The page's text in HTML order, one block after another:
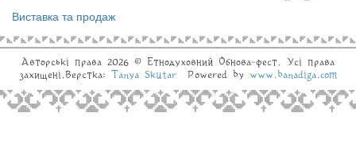
Виставка та продаж
Авторські права 2026 © Eтнодуховний Обнова-фест. Усі права
захищені.Верстка:
Tanya SkutarPowered by www.banadiga.com